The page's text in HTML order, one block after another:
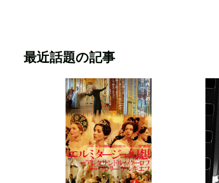
最近話題の記事